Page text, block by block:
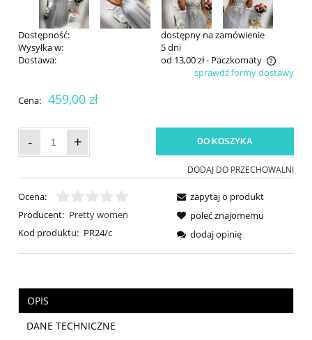
Dostępność:
dostępny na zamówienie
Wysyłka w:
5 dni
Dostawa:
od 13,00 zł- Paczkomaty
Cena nie zawiera ewentualnych kosztów płatnościsprawdź formy dostawy
Cena: 459,00 zł
- + DO KOSZYKA
DODAJ DO PRZECHOWALNI
Ocena:
Producent: Pretty women
Kod produktu: PR24/c
zapytaj o produkt
poleć znajomemu
dodaj opinię
OPIS
DANE TECHNICZNE